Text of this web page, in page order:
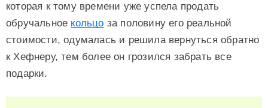
которая к тому времени уже успела продать
обручальное кольцо за половину его реальной
стоимости, одумалась и решила вернуться обратно
к Хефнеру, тем более он грозился забрать все
подарки.